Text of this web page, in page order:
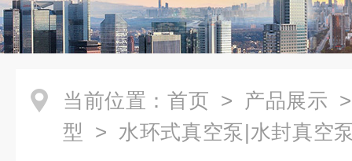
当前位置： 首页 > 产品展示
型 > 水环式真空泵|水封真空